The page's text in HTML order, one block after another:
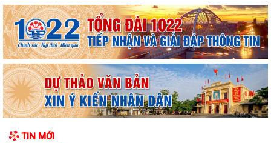
TIN MỚI
THÔNG BÁO THU HỒI ĐẤT ĐỂ THỰC HIỆN DỰ ÁN BỒI THƯỜNG, HỖ
TRỢ, GIẢI PHÓNG MẶT BẰNG, PHỤC VỤ DỰ ÁN...
PHƯỜNG LÊ ĐẠI HÀNH TỔ CHỨC HỘI NGHỊ TRIỂN KHAI THÔNG TIN VỀ
CÔNG TÁC GIẢI PHÓNG MẶT BẰNG DỰ ÁN...
PHƯỜNG LÊ ĐẠI HÀNH TỔ CHỨC LỄ CẦU SIÊU TRI ÂN CÁC ANH HÙNG
LIỆT SĨ
ĐỂ PHÒNG TRÁNH